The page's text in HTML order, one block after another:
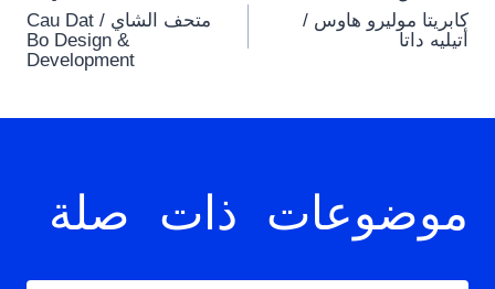
navigation
كابريتا موليرو هاوس /
أتيليه داتا
متحف الشاي Cau Dat /
Bo Design &
Development
موضوعات ذات صلة